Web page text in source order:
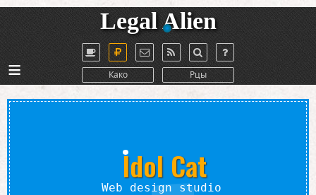
Legal Alien
Како Рцы
≡
Idol Cat
Web design studio